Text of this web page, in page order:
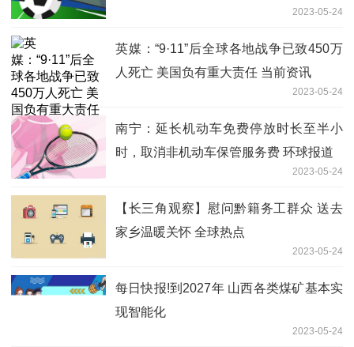
2023-05-24
英媒：“9·11”后全球各地战争已致450万
人死亡 美国负有重大责任 当前资讯
2023-05-24
南宁：延长机动车免费停放时长至半小
时，取消非机动车保管服务费 环球报道
2023-05-24
【长三角观察】慰问黔籍务工群众 送去
家乡温暖关怀 全球热点
2023-05-24
每日快报!到2027年 山西各类煤矿基本实
现智能化
2023-05-24